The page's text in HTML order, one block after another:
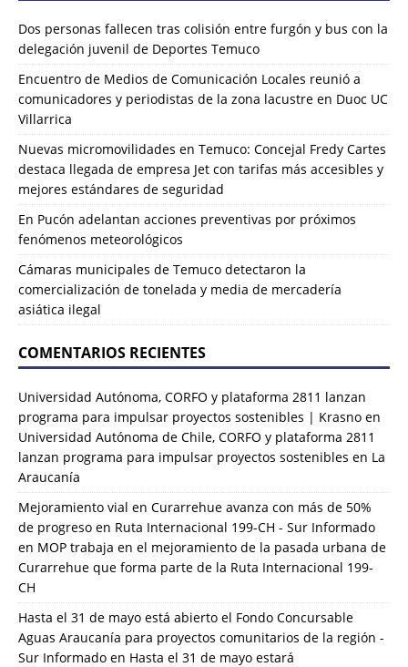
Dos personas fallecen tras colisión entre furgón y bus con la
delegación juvenil de Deportes Temuco
Encuentro de Medios de Comunicación Locales reunió a
comunicadores y periodistas de la zona lacustre en Duoc UC
Villarrica
Nuevas micromovilidades en Temuco: Concejal Fredy Cartes
destaca llegada de empresa Jet con tarifas más accesibles y
mejores estándares de seguridad
En Pucón adelantan acciones preventivas por próximos
fenómenos meteorológicos
Cámaras municipales de Temuco detectaron la
comercialización de tonelada y media de mercadería
asiática ilegal
COMENTARIOS RECIENTES
Universidad Autónoma, CORFO y plataforma 2811 lanzan
programa para impulsar proyectos sostenibles | Krasno en
Universidad Autónoma de Chile, CORFO y plataforma 2811
lanzan programa para impulsar proyectos sostenibles en La
Araucanía
Mejoramiento vial en Curarrehue avanza con más de 50%
de progreso en Ruta Internacional 199-CH - Sur Informado
en MOP trabaja en el mejoramiento de la pasada urbana de
Curarrehue que forma parte de la Ruta Internacional 199-
CH
Hasta el 31 de mayo está abierto el Fondo Concursable
Aguas Araucanía para proyectos comunitarios de la región -
Sur Informado en Hasta el 31 de mayo estará